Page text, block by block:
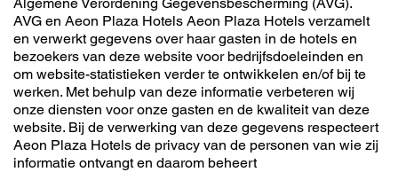
AVG en Aeon Plaza Hotels Aeon Plaza Hotels verzamelt
en verwerkt gegevens over haar gasten in de hotels en
bezoekers van deze website voor bedrijfsdoeleinden en
om website-statistieken verder te ontwikkelen en/of bij te
werken. Met behulp van deze informatie verbeteren wij
onze diensten voor onze gasten en de kwaliteit van deze
website. Bij de verwerking van deze gegevens respecteert
Aeon Plaza Hotels de privacy van de personen van wie zij
informatie ontvangt en daarom beheert